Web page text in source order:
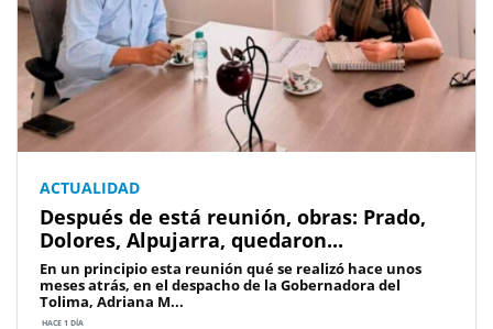
ACTUALIDAD
Después de está reunión, obras: Prado,
Dolores, Alpujarra, quedaron...
En un principio esta reunión qué se realizó hace unos
meses atrás, en el despacho de la Gobernadora del
Tolima, Adriana M...
HACE 1 DÍA